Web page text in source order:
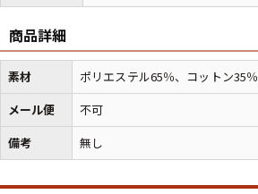
すべてのマニアックを見る
Search by Period年代から探す
商品詳細
素材
ポリエステル65％、コットン35％
メール便
不可
備考
無し